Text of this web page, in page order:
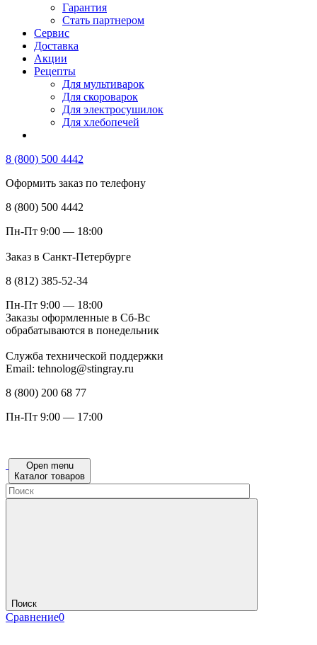
Гарантия
Стать партнером
Сервис
Доставка
Акции
Рецепты
Для мультиварок
Для скороварок
Для электросушилок
Для хлебопечей
8 (800) 500 4442
Оформить заказ по телефону
8 (800) 500 4442
Пн-Пт 9:00 — 18:00
Заказ в Санкт-Петербурге
8 (812) 385-52-34
Пн-Пт 9:00 — 18:00
Заказы оформленные в Сб-Вс
обрабатываются в понедельник
Служба технической поддержки
Email: tehnolog@stingray.ru
8 (800) 200 68 77
Пн-Пт 9:00 — 17:00
Open menu
Каталог товаров
Поиск
Сравнение0